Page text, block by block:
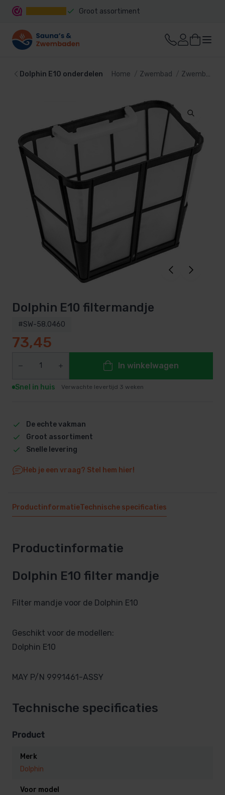
Groot assortiment
Dolphin E10 onderdelen Home Zwembad Zwembad reiniging
Dolphin E10 filtermandje
#SW-58.0460
73,45
In winkelwagen
Snel in huis Verwachte levertijd 3 weken
De echte vakman
Groot assortiment
Snelle levering
Heb je een vraag? Stel hem hier!
ProductinformatieTechnische specificaties
Productinformatie
Dolphin E10 filter mandje
Filter mandje voor de Dolphin E10
Geschikt voor de modellen:
Dolphin E10
MAY P/N 9991461-ASSY
Technische specificaties
Product
Merk
Dolphin
Voor model